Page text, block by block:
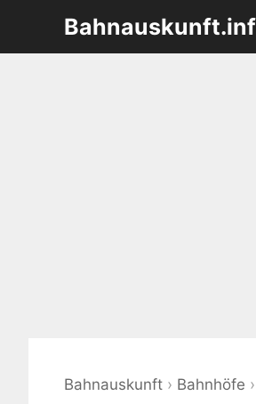
springen
Bahnauskunft › Bahnhöfe ›